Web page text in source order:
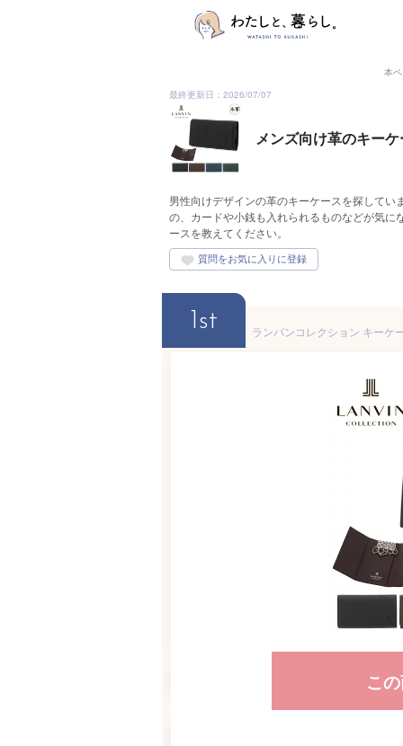
本
最終更新日：2026/07/07
メンズ向け革のキー
男性向けデザインの革のキーケースを探して
の、カードや小銭も入れられるものなどが気
ースを教えてください。
1st
こ